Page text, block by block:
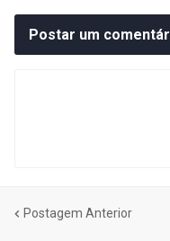
Postar um
Postagem Anterior